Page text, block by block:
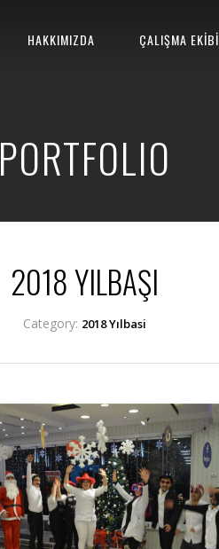
HAKKIMIZDA ÇALIŞMA EKİBİ
PORTFOLIO
2018 YILBAŞI
Category: 2018 Yılbasi